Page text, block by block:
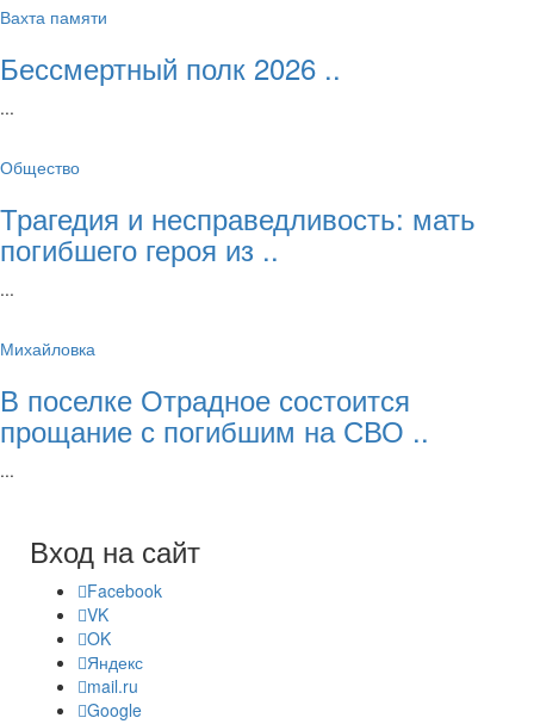
Вахта памяти
Бессмертный полк 2026 ..
...
Общество
Трагедия и несправедливость: мать
погибшего героя из ..
...
Михайловка
В поселке Отрадное состоится
прощание с погибшим на СВО ..
...
Вход на сайт
Facebook
VK
OK
Яндекс
mail.ru
Google